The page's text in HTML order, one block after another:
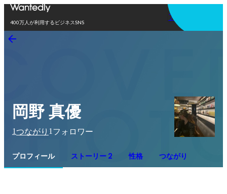
400万人が利用するビジネスSNS
アプリを使う
岡野 真優
1つながり 1 フォロワー
プロフィール ストーリー 2 性格 つながり